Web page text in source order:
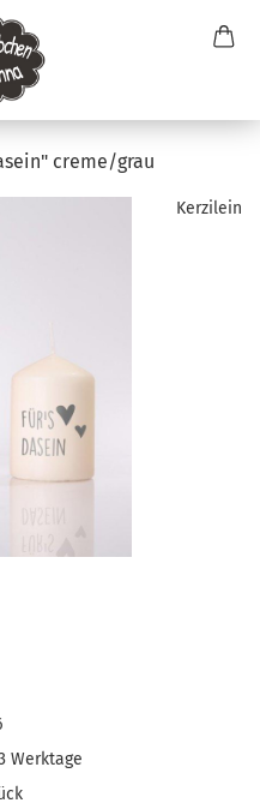
creme/grau
Kerzilein
Werktage